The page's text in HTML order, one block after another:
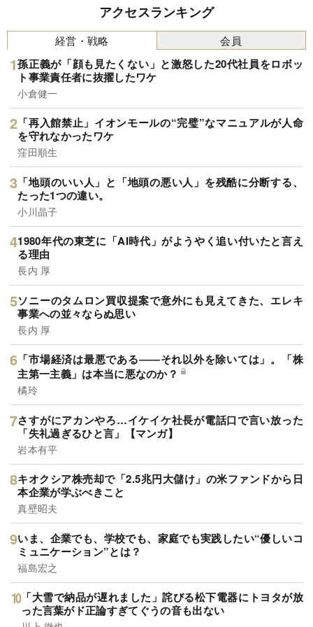
アクセスランキング
経営・戦略
孫正義が「顔も見たくない」と激怒した20代社員をロボッ
ト事業責任者に抜擢したワケ
小倉健一
「再入館禁止」イオンモールの“完璧”なマニュアルが人命
を守れなかったワケ
窪田順生
「地頭のいい人」と「地頭の悪い人」を残酷に分断する、
たった1つの違い。
小川晶子
1980年代の東芝に「AI時代」がようやく追い付いたと言え
る理由
長内 厚
ソニーのタムロン買収提案で意外にも見えてきた、エレキ
事業への並々ならぬ思い
長内 厚
「市場経済は最悪である――それ以外を除いては」。「株
主第一主義」は本当に悪なのか？
橘玲
さすがにアカンやろ…イケイケ社長が電話口で言い放った
「失礼過ぎるひと言」【マンガ】
岩本有平
キオクシア株売却で「2.5兆円大儲け」の米ファンドから日
本企業が学ぶべきこと
真壁昭夫
いま、企業でも、学校でも、家庭でも実践したい“優しいコ
ミュニケーション”とは？
福島宏之
「大雪で納品が遅れました」詫びる松下電器にトヨタが放
った言葉がド正論すぎてぐうの音も出ない
会員